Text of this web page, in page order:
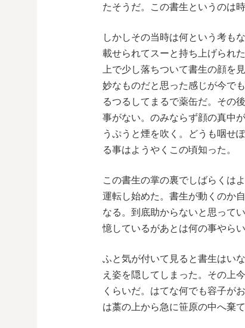
たそうだ。この書生というのは
しかしその当時は何という考も
載せられてスーと持ち上げられ
上で少し落ちついて書生の顔を
妙なものだと思った感じが今で
るつるしてまるで薬缶だ。その
事がない。のみならず顔の真中
うぷうと煙を吹く。どうも咽せ
る事はようやくこの頃知った。
この書生の掌の裏でしばらくは
運転し始めた。書生が動くのか
なる。到底助からないと思って
憶しているがあとは何の事やら
ふと気が付いて見ると書生はい
え姿を隠してしまった。その上
くらいだ。はてな何でも容子が
は藁の上から急に笹原の中へ棄